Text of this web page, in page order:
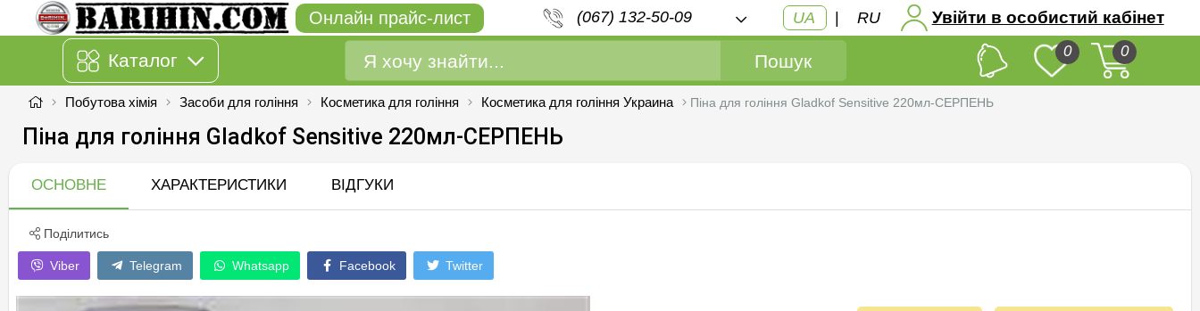
Онлайн прайс-лист (067) 132-50-09 UA | RU Увійти в особистий кабінет
Каталог Пошук 0 0
Побутова хімія Засоби для гоління Косметика для гоління Косметика для гоління Украина Піна для гоління Gladkof Sensitive 220мл-СЕРПЕНЬ
Піна для гоління Gladkof Sensitive 220мл-СЕРПЕНЬ
ОСНОВНЕ ХАРАКТЕРИСТИКИ ВІДГУКИ
Поділитись
Viber Telegram Whatsapp Facebook Twitter